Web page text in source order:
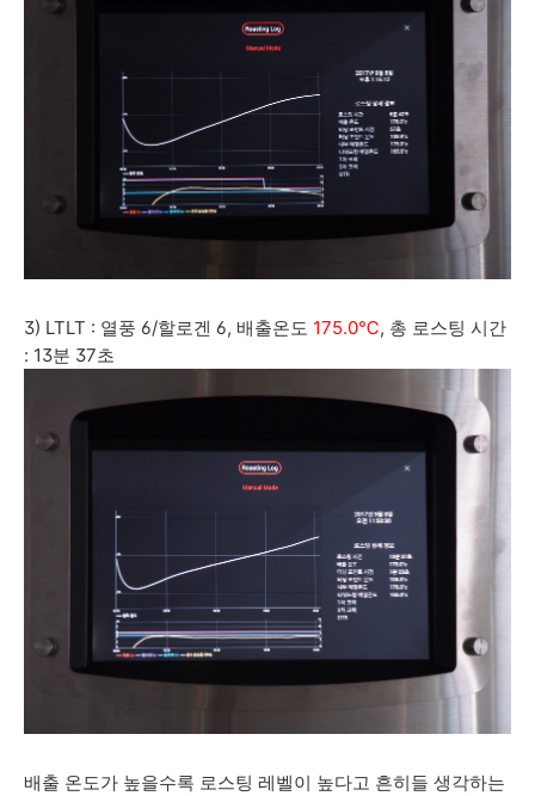
3) LTLT : 열풍 6/할로겐 6, 배출온도 175.0℃, 총 로스팅 시간
: 13분 37초
배출 온도가 높을수록 로스팅 레벨이 높다고 흔히들 생각하는